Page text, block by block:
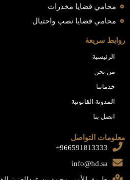
محامي قضايا مخدرات
محامي قضايا نصب واحتيال
روابط سريعة
الرئيسية
من نحن
خدماتنا
المدونة القانونية
اتصل بنا
معلومات التواصل
966591813333+
info@hd.sa